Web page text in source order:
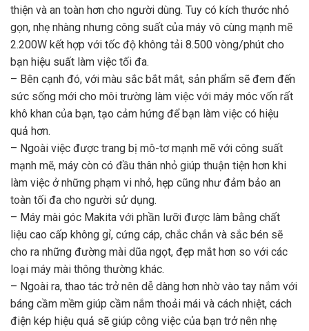
thiện và an toàn hơn cho người dùng. Tuy có kích thước nhỏ
gọn, nhẹ nhàng nhưng công suất của máy vô cùng mạnh mẽ
2.200W kết hợp với tốc độ không tải 8.500 vòng/phút cho
bạn hiệu suất làm việc tối đa.
– Bên cạnh đó, với màu sắc bắt mắt, sản phẩm sẽ đem đến
sức sống mới cho môi trường làm việc với máy móc vốn rất
khô khan của bạn, tạo cảm hứng để bạn làm việc có hiệu
quả hơn.
– Ngoài việc được trang bị mô-tơ mạnh mẽ với công suất
mạnh mẽ, máy còn có đầu thân nhỏ giúp thuận tiện hơn khi
làm việc ở những phạm vi nhỏ, hẹp cũng như đảm bảo an
toàn tối đa cho người sử dụng.
– Máy mài góc Makita với phần lưỡi được làm bằng chất
liệu cao cấp không gỉ, cứng cáp, chắc chắn và sắc bén sẽ
cho ra những đường mài dũa ngọt, đẹp mắt hơn so với các
loại máy mài thông thường khác.
– Ngoài ra, thao tác trở nên dễ dàng hơn nhờ vào tay nắm với
báng cầm mềm giúp cầm nắm thoải mái và cách nhiệt, cách
điện kép hiệu quả sẽ giúp công việc của bạn trở nên nhẹ